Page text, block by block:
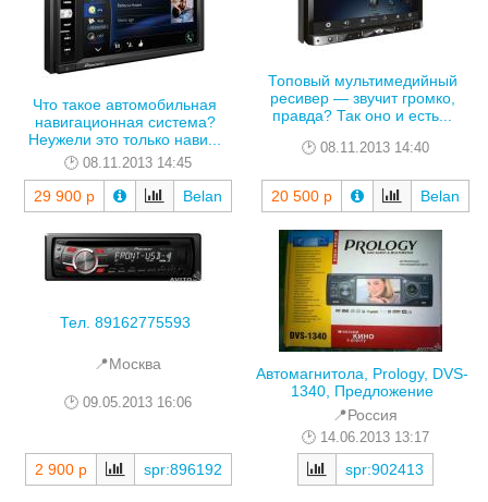
Что такое автомобильная
навигационная система?
Неужели это только нави...
08.11.2013 14:45
29 900 р Belan
Топовый мультимедийный
ресивер — звучит громко,
правда? Так оно и есть...
08.11.2013 14:40
20 500 р Belan
Тел. 89162775593
📍Москва
09.05.2013 16:06
2 900 р spr:896192
Автомагнитола, Prology, DVS-
1340, Предложение
📍Россия
14.06.2013 13:17
spr:902413